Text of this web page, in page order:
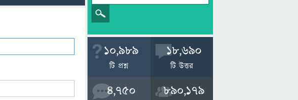
10,989
টি প্রশ্ন
18,690
টি উত্তর
4,750 890,179